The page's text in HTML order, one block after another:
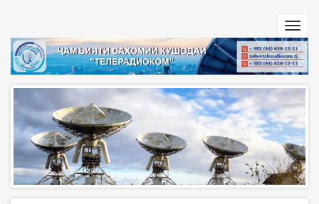
основному
содержанию